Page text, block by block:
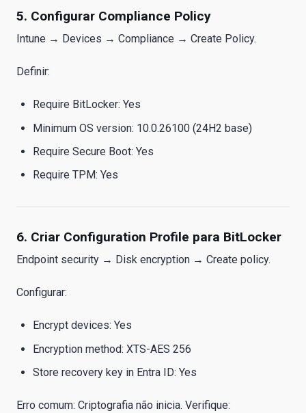
5. Configurar Compliance Policy
Intune → Devices → Compliance → Create Policy.
Definir:
Require BitLocker: Yes
Minimum OS version: 10.0.26100 (24H2 base)
Require Secure Boot: Yes
Require TPM: Yes
6. Criar Configuration Profile para BitLocker
Endpoint security → Disk encryption → Create policy.
Configurar:
Encrypt devices: Yes
Encryption method: XTS-AES 256
Store recovery key in Entra ID: Yes
Erro comum: Criptografia não inicia. Verifique: